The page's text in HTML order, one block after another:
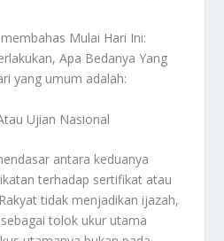
Mulai Hari Ini:
Apa Bedanya Yang
yang umum adalah:
Ujian Nasional
antara keduanya
terhadap sertifikat atau
tidak menjadikan ijazah,
tolok ukur utama